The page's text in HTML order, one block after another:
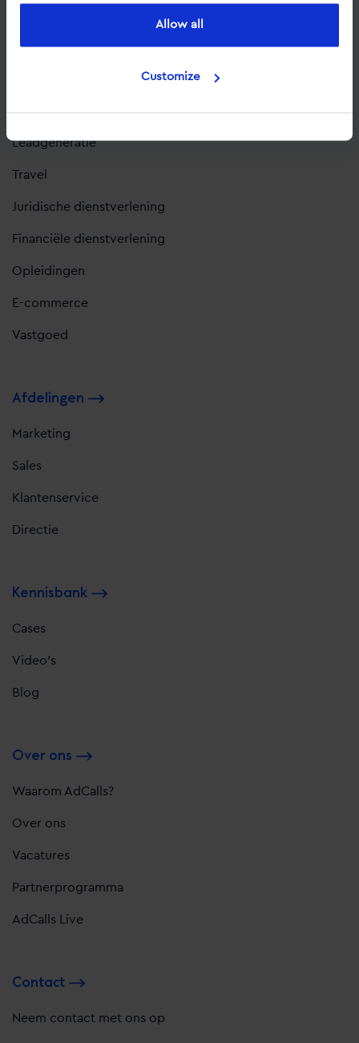
Allow all
Customize
Acute hulpverlening
Retail
Leadgeneratie
Travel
Juridische dienstverlening
Financiële dienstverlening
Opleidingen
E-commerce
Vastgoed
Afdelingen
Marketing
Sales
Klantenservice
Directie
Kennisbank
Cases
Video's
Blog
Over ons
Waarom AdCalls?
Over ons
Vacatures
Partnerprogramma
AdCalls Live
Contact
Neem contact met ons op